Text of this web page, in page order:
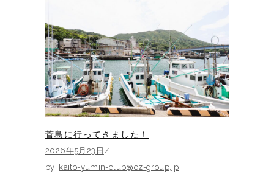
菅島に行ってきました！
2026年5月23日
by kaito-yumin-club@oz-group.jp